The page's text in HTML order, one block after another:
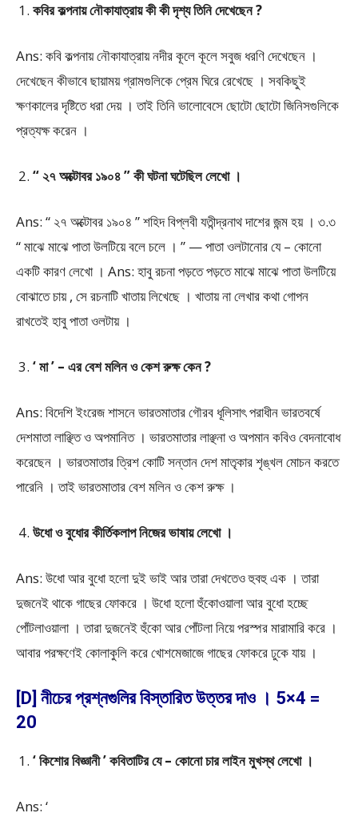
কবির কল্পনায় নৌকাযাত্রায় কী কী দৃশ্য তিনি দেখেছেন ?
Ans: কবি কল্পনায় নৌকাযাত্রায় নদীর কূলে কূলে সবুজ ধরণি দেখেছেন ।
দেখেছেন কীভাবে ছায়াময় গ্রামগুলিকে প্রেম ঘিরে রেখেছে । সবকিছুই
ক্ষণকালের দৃষ্টিতে ধরা দেয় । তাই তিনি ভালোবেসে ছোটো ছোটো জিনিসগুলিকে
প্রত্যক্ষ করেন ।
“ ২৭ অক্টোবর ১৯০৪ ” কী ঘটনা ঘটেছিল লেখো ।
Ans: “ ২৭ অক্টোবর ১৯০৪ ” শহিদ বিপ্লবী যতীন্দ্রনাথ দাশের জন্ম হয় । ৩.৩
“ মাঝে মাঝে পাতা উলটিয়ে বলে চলে । ” — পাতা ওলটানোর যে – কোনো
একটি কারণ লেখো । Ans: হাবু রচনা পড়তে পড়তে মাঝে মাঝে পাতা উলটিয়ে
বোঝাতে চায় , সে রচনাটি খাতায় লিখেছে । খাতায় না লেখার কথা গোপন
রাখতেই হাবু পাতা ওলটায় ।
‘ মা ’ – এর বেশ মলিন ও কেশ রুক্ষ কেন ?
Ans: বিদেশি ইংরেজ শাসনে ভারতমাতার গৌরব ধূলিসাৎ পরাধীন ভারতবর্ষে
দেশমাতা লাঞ্ছিত ও অপমানিত । ভারতমাতার লাঞ্ছনা ও অপমান কবিও বেদনাবোধ
করেছেন । ভারতমাতার ত্রিশ কোটি সন্তান দেশ মাতৃকার শৃঙ্খল মোচন করতে
পারেনি । তাই ভারতমাতার বেশ মলিন ও কেশ রুক্ষ ।
উধো ও বুধোর কীর্তিকলাপ নিজের ভাষায় লেখো ।
Ans: উধো আর বুধো হলো দুই ভাই আর তারা দেখতেও হুবহু এক । তারা
দুজনেই থাকে গাছের ফোকরে । উধো হলো হুঁকোওয়ালা আর বুধো হচ্ছে
পোঁটলাওয়ালা । তারা দুজনেই হুঁকো আর পোঁটলা নিয়ে পরস্পর মারামারি করে ।
আবার পরক্ষণেই কোলাকুলি করে খোশমেজাজে গাছের ফোকরে ঢুকে যায় ।
[D] নীচের প্রশ্নগুলির বিস্তারিত উত্তর দাও । 5×4 =
20
‘ কিশোর বিজ্ঞানী ’ কবিতাটির যে – কোনো চার লাইন মুখস্থ লেখো ।
Ans: ‘